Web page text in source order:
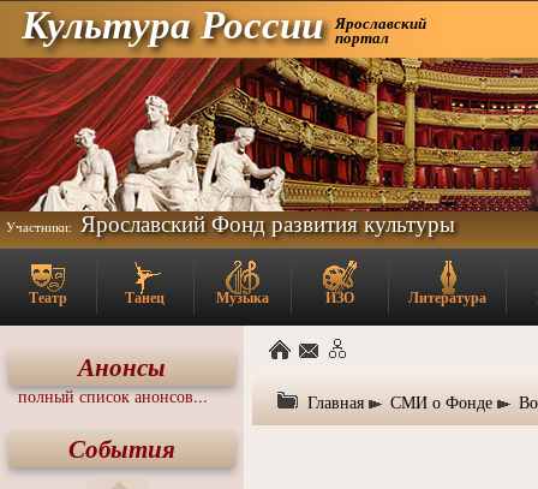
Культура России Ярославский
портал
Участники: Ярославский Фонд развития культуры
Театр Танец Музыка ИЗО Литература
Анонсы
полный список анонсов...
События
Главная СМИ о Фонде